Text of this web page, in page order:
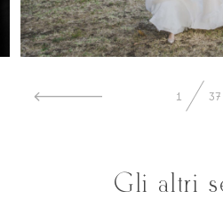
1 37
Gli altri